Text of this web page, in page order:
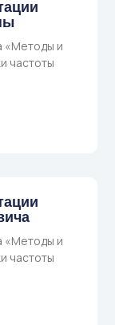
«Методы и
частоты
«Методы и
частоты